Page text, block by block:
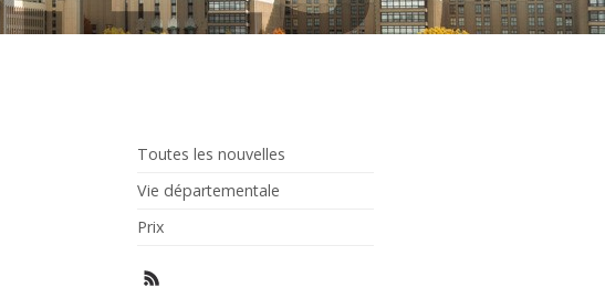
Toutes les nouvelles
Vie départementale
Prix